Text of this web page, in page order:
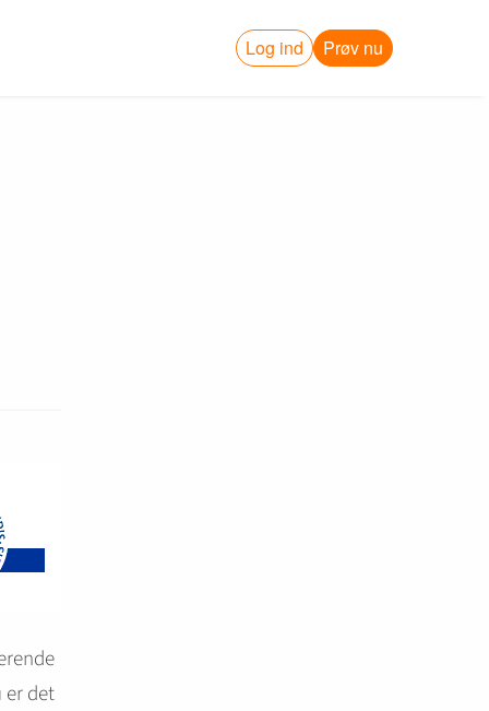
Log ind Prøv nu
er det